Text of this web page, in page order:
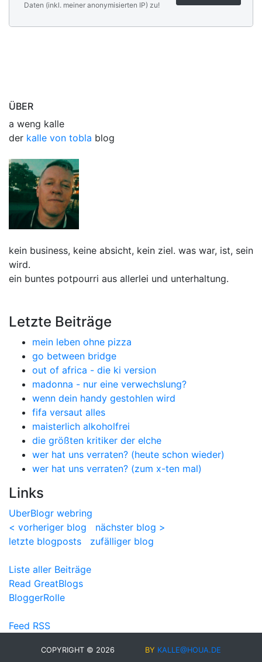
Daten (inkl. meiner anonymisierten IP) zu!
ÜBER
a weng kalle
der kalle von tobla blog
kein business, keine absicht, kein ziel. was war, ist, sein
wird.
ein buntes potpourri aus allerlei und unterhaltung.
Letzte Beiträge
mein leben ohne pizza
go between bridge
out of africa - die ki version
madonna - nur eine verwechslung?
wenn dein handy gestohlen wird
fifa versaut alles
maisterlich alkoholfrei
die größten kritiker der elche
wer hat uns verraten? (heute schon wieder)
wer hat uns verraten? (zum x-ten mal)
Links
UberBlogr webring
< vorheriger blog
nächster blog >
letzte blogposts
zufälliger blog
Liste aller Beiträge
Read GreatBlogs
BloggerRolle
Feed RSS
COPYRIGHT © 2026 BY KALLE@HOUA.DE